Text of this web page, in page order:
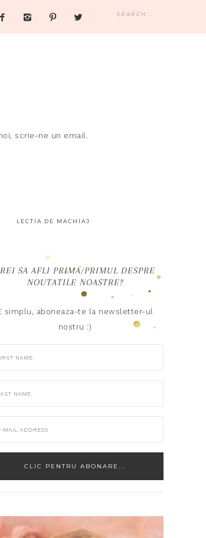
   
scrie-ne un email.
LECTIA DE MACHIAJ
SA AFLI PRIMA/PRIMUL DESPRE
NOUTATILE NOASTRE?
simplu, aboneaza-te la newsletter-ul
nostru :)